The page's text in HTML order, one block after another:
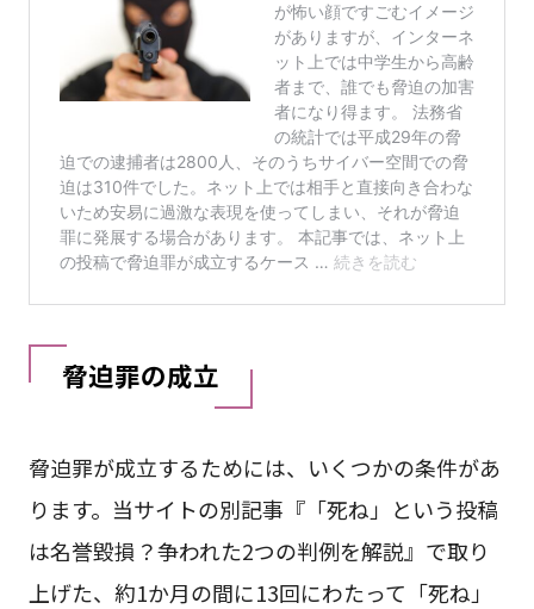
脅迫罪の成立
脅迫罪が成立するためには、いくつかの条件があ
ります。当サイトの別記事『「死ね」という投稿
は名誉毀損？争われた2つの判例を解説』で取り
上げた、約1か月の間に13回にわたって「死ね」